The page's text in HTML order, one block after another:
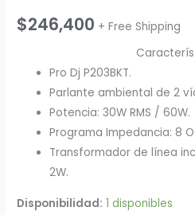
$246,400 + Free Shipping
Pro Dj P203BKT.
Parlante ambiental de 2
Potencia: 30W RMS / 60W.
Programa Impedancia: 8
Transformador de línea
2W.
Disponibilidad: 1 disponibles